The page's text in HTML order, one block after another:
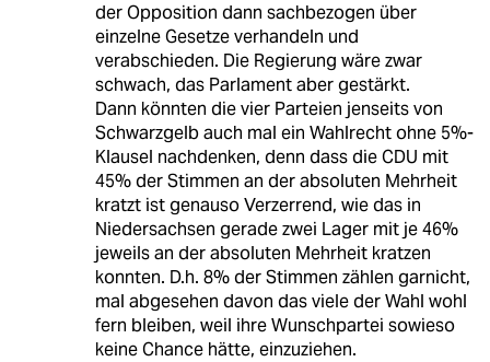
der Opposition dann sachbezogen über
einzelne Gesetze verhandeln und
verabschieden. Die Regierung wäre zwar
schwach, das Parlament aber gestärkt.
Dann könnten die vier Parteien jenseits von
Schwarzgelb auch mal ein Wahlrecht ohne 5%-
Klausel nachdenken, denn dass die CDU mit
45% der Stimmen an der absoluten Mehrheit
kratzt ist genauso Verzerrend, wie das in
Niedersachsen gerade zwei Lager mit je 46%
jeweils an der absoluten Mehrheit kratzen
konnten. D.h. 8% der Stimmen zählen garnicht,
mal abgesehen davon das viele der Wahl wohl
fern bleiben, weil ihre Wunschpartei sowieso
keine Chance hätte, einzuziehen.